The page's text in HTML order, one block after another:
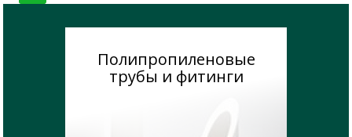
Полипропиленовые
трубы и фитинги